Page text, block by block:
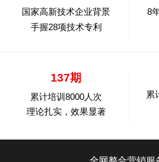
国家高新技术企业背景
手握28项技术专利
8
137期
累计培训8000人次
理论扎实，效果显著
累